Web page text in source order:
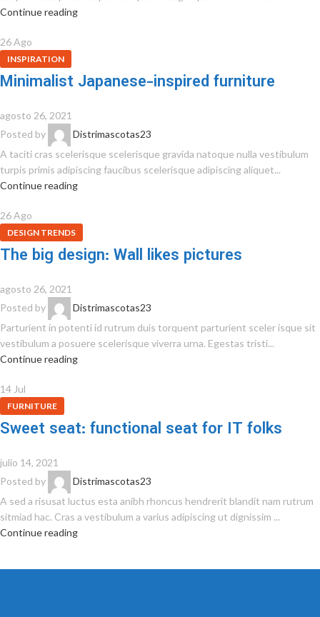
Continue reading
26Ago
INSPIRATION
Minimalist Japanese-inspired furniture
agosto 26, 2021
Posted by
Distrimascotas23
A taciti cras scelerisque scelerisque gravida natoque nulla vestibulum
turpis primis adipiscing faucibus scelerisque adipiscing aliquet...
Continue reading
26Ago
DESIGN TRENDS
The big design: Wall likes pictures
agosto 26, 2021
Posted by
Distrimascotas23
Parturient in potenti id rutrum duis torquent parturient sceler isque sit
vestibulum a posuere scelerisque viverra urna. Egestas tristi...
Continue reading
14 Jul
FURNITURE
Sweet seat: functional seat for IT folks
julio 14, 2021
Posted by
Distrimascotas23
A sed a risusat luctus esta anibh rhoncus hendrerit blandit nam rutrum
sitmiad hac. Cras a vestibulum a varius adipiscing ut dignissim ...
Continue reading